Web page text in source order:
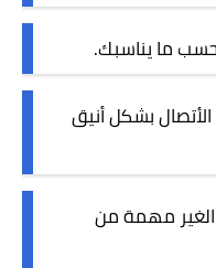
ما يناسبك.
بشكل أنيق
الغير مهمة من